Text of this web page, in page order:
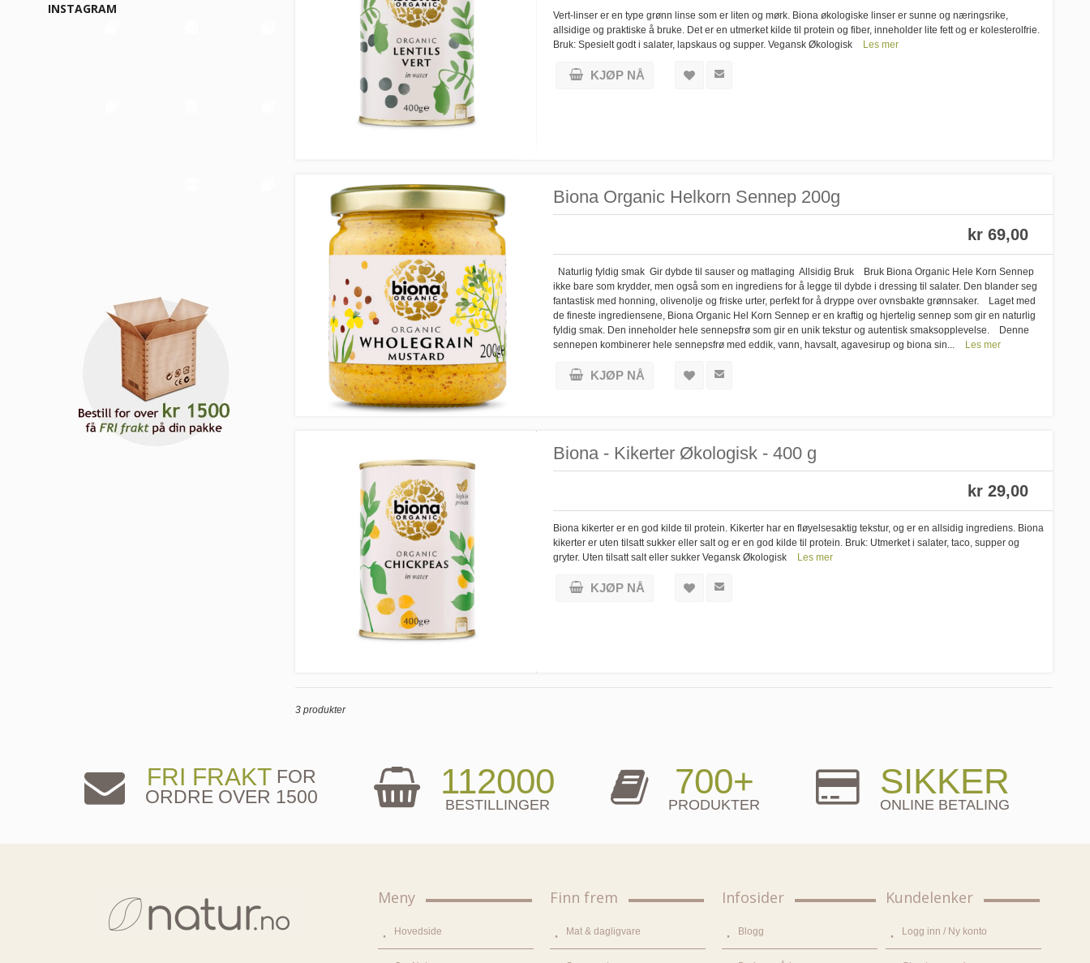
Vert-linser er en type grønn linse som er liten og mørk. Biona økologiske linser er sunne og næringsrike,
allsidige og praktiske å bruke. Det er en utmerket kilde til protein og fiber, inneholder lite fett og er kolesterolfrie.
Bruk: Spesielt godt i salater, lapskaus og supper. Vegansk Økologisk
Les mer
KJØP NÅ
Biona Organic Helkorn Sennep 200g
kr 69,00
Naturlig fyldig smak Gir dybde til sauser og matlaging Allsidig Bruk Bruk Biona Organic Hele Korn Sennep
ikke bare som krydder, men også som en ingrediens for å legge til dybde i dressing til salater. Den blander seg
fantastisk med honning, olivenolje og friske urter, perfekt for å dryppe over ovnsbakte grønnsaker. Laget med
de fineste ingrediensene, Biona Organic Hel Korn Sennep er en kraftig og hjertelig sennep som gir en naturlig
fyldig smak. Den inneholder hele sennepsfrø som gir en unik tekstur og autentisk smaksopplevelse. Denne
sennepen kombinerer hele sennepsfrø med eddik, vann, havsalt, agavesirup og biona sin...
Les mer
KJØP NÅ
Biona - Kikerter Økologisk - 400 g
kr 29,00
Biona kikerter er en god kilde til protein. Kikerter har en fløyelsesaktig tekstur, og er en allsidig ingrediens. Biona
kikerter er uten tilsatt sukker eller salt og er en god kilde til protein. Bruk: Utmerket i salater, taco, supper og
gryter. Uten tilsatt salt eller sukker Vegansk Økologisk
Les mer
KJØP NÅ
3 produkter
INSTAGRAM
FRI FRAKT FOR
ORDRE OVER 1500
112000
BESTILLINGER
700+
PRODUKTER
SIKKER
ONLINE BETALING
Meny
Hovedside
Finn frem
Mat & dagligvare
Infosider
Blogg
Kundelenker
Logg inn / Ny konto